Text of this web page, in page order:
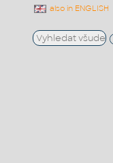
also in ENGLISH